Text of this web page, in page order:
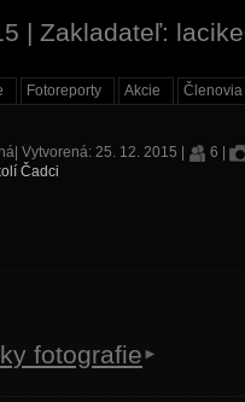
| Zakladateľ:
Fotoreporty Akcie Členovia
Vytvorená: 25. 12. 2015
6 |
Čadci
fotografie